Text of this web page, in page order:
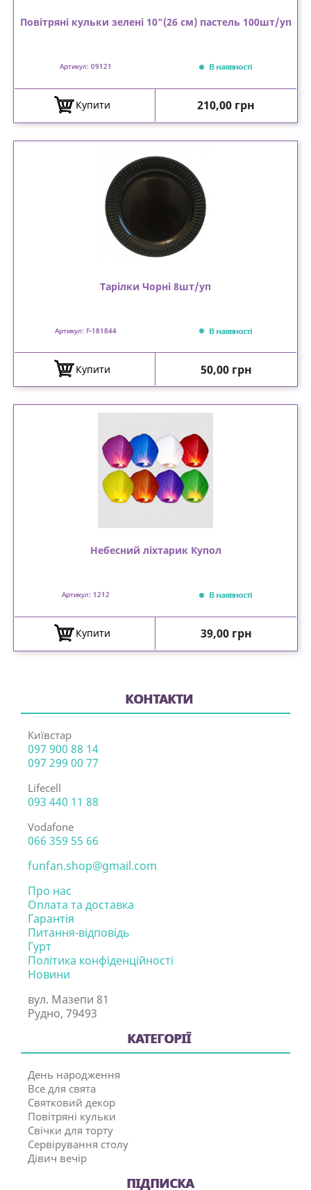
Повітряні кульки зелені 10"(26 см) пастель 100шт/уп
Артикул: 09121 В наявності
Купити Ціна
210,00 грн
Тарілки Чорні 8шт/уп
Артикул: F-181844 В наявності
Купити Ціна
50,00 грн
Небесний ліхтарик Купол
Артикул: 1212 В наявності
Купити Ціна
39,00 грн
КОНТАКТИ
Київстар
097 900 88 14
097 299 00 77
Lifecell
093 440 11 88
Vodafone
066 359 55 66
funfan.shop@gmail.com
Про нас
Оплата та доставка
Гарантія
Питання-відповідь
Гурт
Політика конфіденційності
Новини
вул. Мазепи 81
Рудно, 79493
КАТЕГОРІЇ
День народження
Все для свята
Святковий декор
Повітряні кульки
Свічки для торту
Сервірування столу
Дівич вечір
ПІДПИСКА